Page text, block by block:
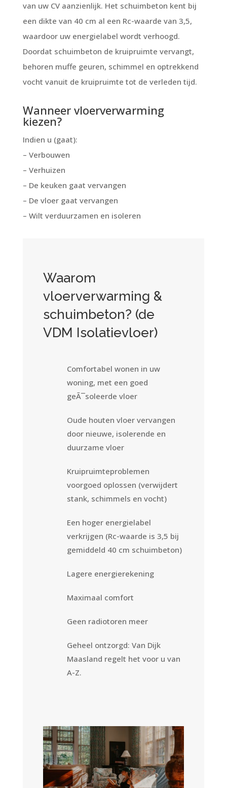
van uw CV aanzienlijk. Het schuimbeton kent bij
een dikte van 40 cm al een Rc-waarde van 3,5,
waardoor uw energielabel wordt verhoogd.
Doordat schuimbeton de kruipruimte vervangt,
behoren muffe geuren, schimmel en optrekkend
vocht vanuit de kruipruimte tot de verleden tijd.
Wanneer vloerverwarming
kiezen?
Indien u (gaat):
– Verbouwen
– Verhuizen
– De keuken gaat vervangen
– De vloer gaat vervangen
– Wilt verduurzamen en isoleren
Waarom
vloerverwarming &
schuimbeton? (de
VDM Isolatievloer)
Comfortabel wonen in uw
woning, met een goed
geÃ¯soleerde vloer
Oude houten vloer vervangen
door nieuwe, isolerende en
duurzame vloer
Kruipruimteproblemen
voorgoed oplossen (verwijdert
stank, schimmels en vocht)
Een hoger energielabel
verkrijgen (Rc-waarde is 3,5 bij
gemiddeld 40 cm schuimbeton)
Lagere energierekening
Maximaal comfort
Geen radiotoren meer
Geheel ontzorgd: Van Dijk
Maasland regelt het voor u van
A-Z.